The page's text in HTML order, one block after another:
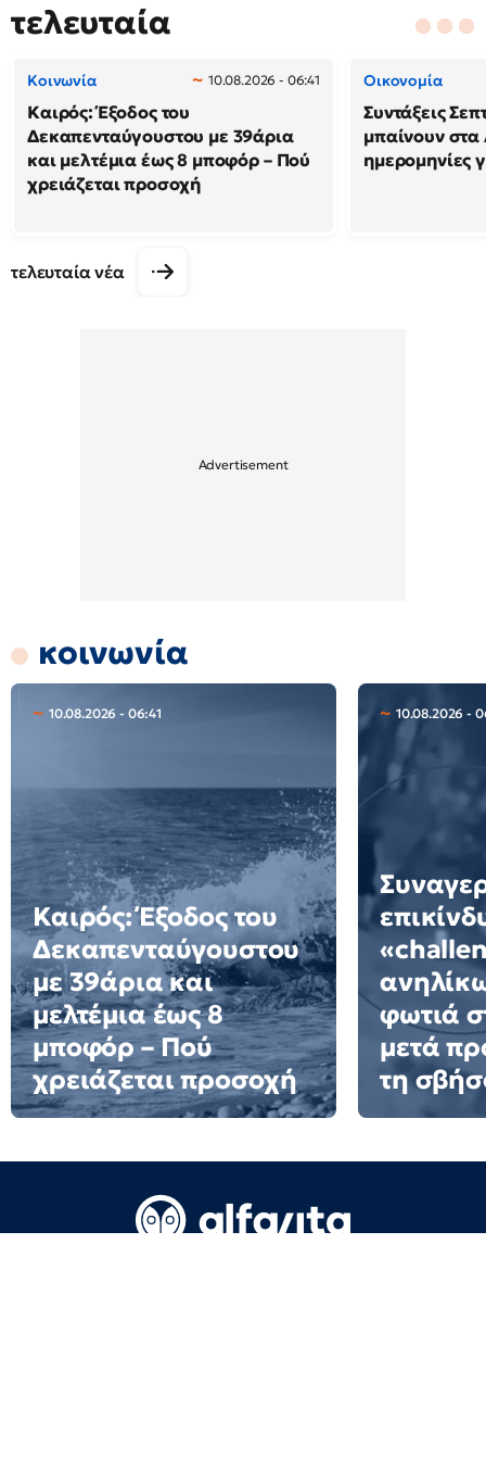
τελευταία
Κοινωνία 10.08.2026 - 06:41
Καιρός: Έξοδος του
Δεκαπενταύγουστου με 39άρια
και μελτέμια έως 8 μποφόρ – Πού
χρειάζεται προσοχή
Οικονομία
Συντάξεις
μπαίνουν
ημερομηνίες
τελευταία νέα
κοινωνία
10.08.2026 - 06:41
Καιρός: Έξοδος του
Δεκαπενταύγουστου
με 39άρια και
μελτέμια έως 8
μποφόρ – Πού
χρειάζεται προσοχή
10.08.2026 -
φωτιά
μετά
τη